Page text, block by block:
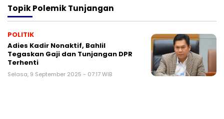
TopikPolemik Tunjangan
POLITIK
Adies Kadir Nonaktif, Bahlil
Tegaskan Gaji dan Tunjangan DPR
Terhenti
Selasa, 9 September 2025 - 07:17 WIB